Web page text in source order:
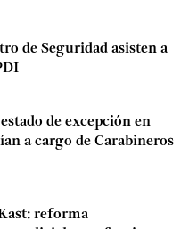
de Seguridad asisten a
de excepción en
a cargo de Carabineros
reforma